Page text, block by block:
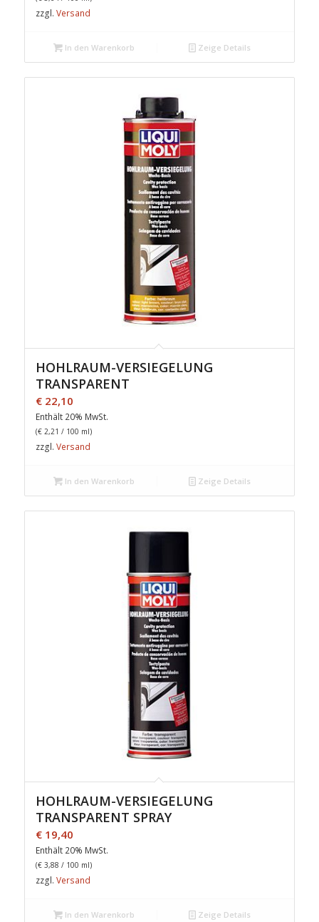
zzgl. Versand
In den Warenkorb Zeige Details
HOHLRAUM-VERSIEGELUNG
TRANSPARENT
€22,10
Enthält 20% MwSt.
(€2,21 / 100 ml)
zzgl. Versand
In den Warenkorb Zeige Details
HOHLRAUM-VERSIEGELUNG
TRANSPARENT SPRAY
€19,40
Enthält 20% MwSt.
(€3,88 / 100 ml)
zzgl. Versand
In den Warenkorb Zeige Details